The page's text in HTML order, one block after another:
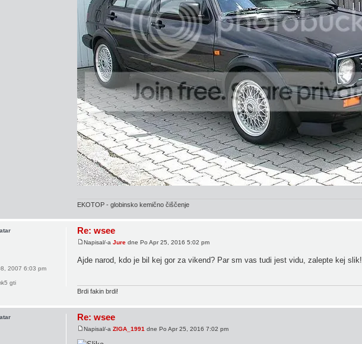
EKOTOP - globinsko kemično čiščenje
Re: wsee
Napisal/-a Juredne Po Apr 25, 2016 5:02 pm
Ajde narod, kdo je bil kej gor za vikend? Par sm vas tudi jest vidu, zalepte kej slik!
Brdi fakin brdi!
2007 6:03 pm
gti
Re: wsee
Napisal/-a ZIGA_1991 dne Po Apr 25, 2016 7:02 pm